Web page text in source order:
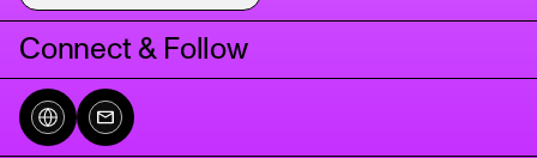
Connect & Follow